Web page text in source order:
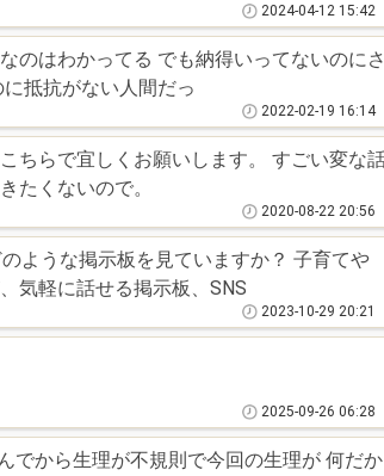
2024-04-12 15:42
のはわかってる でも納得いってないのにさ
流されるのに抵抗がない人間だっ
2022-02-19 16:14
しくお願いします。 すごい変な話
たくないので。
2020-08-22 20:56
ような掲示板を見ていますか？ 子育てや
気軽に話せる掲示板、SNS
2023-10-29 20:21
2025-09-26 06:28
でから生理が不規則で今回の生理が 何だか